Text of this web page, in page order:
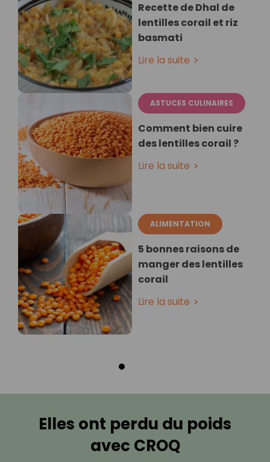
Recette de Dhal de
lentilles corail et riz
basmati
Lire la suite
ASTUCES CULINAIRES
Comment bien cuire
des lentilles corail ?
Lire la suite
ALIMENTATION
5 bonnes raisons de
manger des lentilles
corail
Lire la suite
Elles ont perdu du poids
avec CROQ